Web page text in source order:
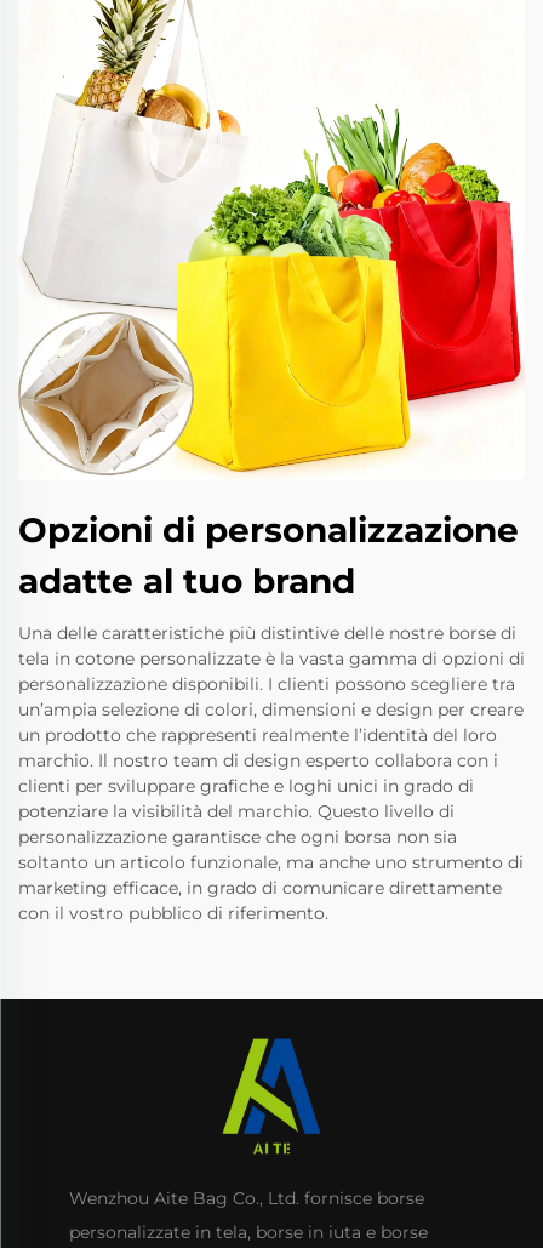
Opzioni di personalizzazione
adatte al tuo brand
Una delle caratteristiche più distintive delle nostre borse di
tela in cotone personalizzate è la vasta gamma di opzioni di
personalizzazione disponibili. I clienti possono scegliere tra
un’ampia selezione di colori, dimensioni e design per creare
un prodotto che rappresenti realmente l’identità del loro
marchio. Il nostro team di design esperto collabora con i
clienti per sviluppare grafiche e loghi unici in grado di
potenziare la visibilità del marchio. Questo livello di
personalizzazione garantisce che ogni borsa non sia
soltanto un articolo funzionale, ma anche uno strumento di
marketing efficace, in grado di comunicare direttamente
con il vostro pubblico di riferimento.
Wenzhou Aite Bag Co., Ltd. fornisce borse
personalizzate in tela, borse in iuta e borse